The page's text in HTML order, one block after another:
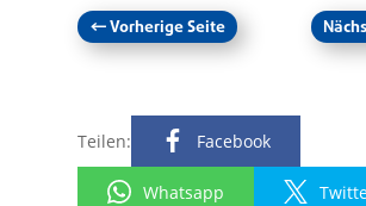
←Vorherige Seite
Teilen: Facebook
Whatsapp